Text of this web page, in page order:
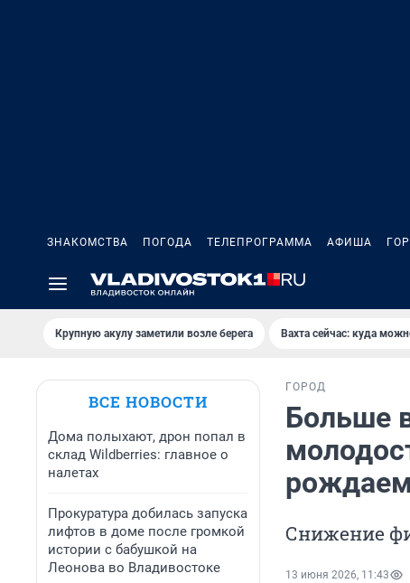
ЗНАКОМСТВА ПОГОДА ТЕЛЕПРОГРАММА АФИША
Крупную акулу заметили возле берега Вахта сейчас: куда
ВСЕ НОВОСТИ
Дома полыхают, дрон попал в
склад Wildberries: главное о
налетах
Прокуратура добилась запуска
лифтов в доме после громкой
истории с бабушкой на
Леонова во Владивостоке
ГОРОД
Больше
Снижение
13 июня 2026, 11:43